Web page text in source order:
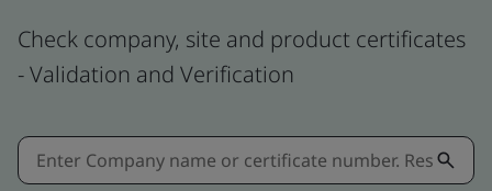
Check company, site and product certificates
- Validation and Verification